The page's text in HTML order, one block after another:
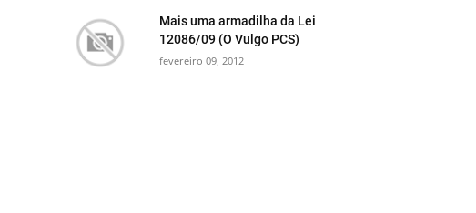
Mais uma armadilha da Lei
12086/09 (O Vulgo PCS)
fevereiro 09, 2012